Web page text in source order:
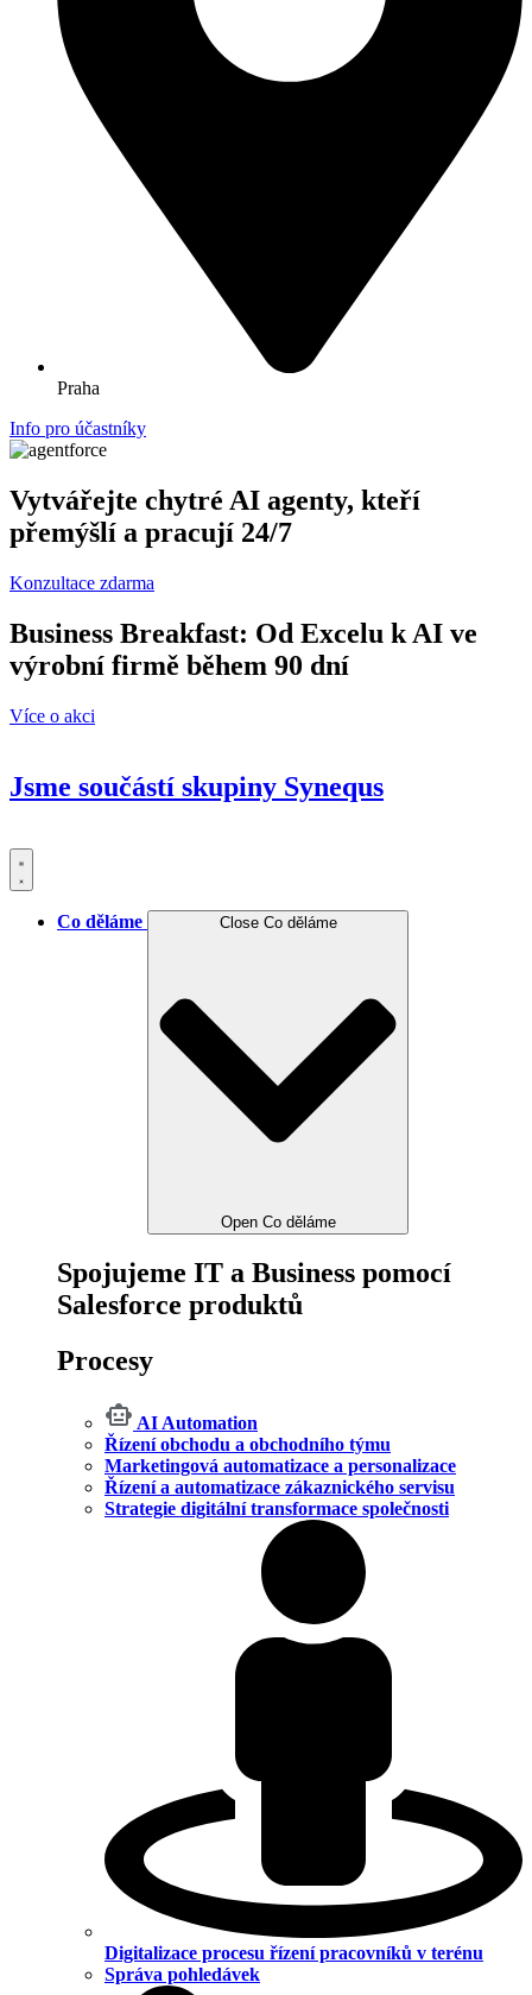
Praha
Info pro účastníky
Vytvářejte chytré AI agenty, kteří
přemýšlí a pracují 24/7
Konzultace zdarma
Business Breakfast: Od Excelu k AI ve
výrobní firmě během 90 dní
Více o akci
Jsme součástí skupiny Synequs
Co děláme Close Co děláme
Open Co děláme
Spojujeme IT a Business pomocí
Salesforce produktů
Procesy
AI Automation
Řízení obchodu a obchodního týmu
Marketingová automatizace a personalizace
Řízení a automatizace zákaznického servisu
Strategie digitální transformace společnosti
Digitalizace procesu řízení pracovníků v terénu
Správa pohledávek